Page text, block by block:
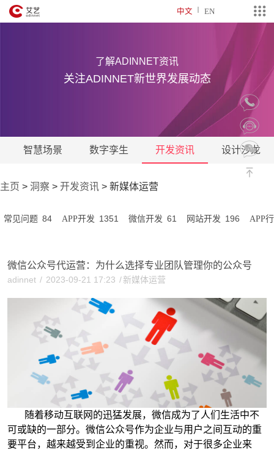
中文 EN
了解ADINNET资讯
关注ADINNET新世界发展动态
智慧场景 数字孪生 开发资讯 设计沙龙
主页 > 洞察 > 开发资讯 > 新媒体运营
常见问题 84 APP开发 1351 微信开发 61 网站开发 196 APP
微信公众号代运营：为什么选择专业团队管理你的公众号
adinnet / 2023-09-21 17:23 /新媒体运营
随着移动互联网的迅猛发展，微信成为了人们生活中不
可或缺的一部分。微信公众号作为企业与用户之间互动的重
要平台，越来越受到企业的重视。然而，对于很多企业来